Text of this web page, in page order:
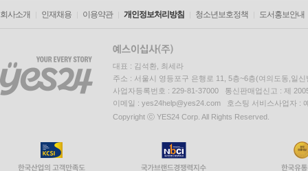
회사소개 인재채용 이용약관 개인정보처리방침 청소년보호정책 도서홍보안내
대표 : 김석환, 최세라
주소 : 서울시 영등포구 은행로 11, 5층~6층(여의도동,일신
사업자등록번호 : 229-81-37000 통신판매업신고 : 제
이메일 : yes24help@yes24.com 호스팅 서비스사업자 :
Copyright ⓒ YES24 Corp. All Rights Reserved.